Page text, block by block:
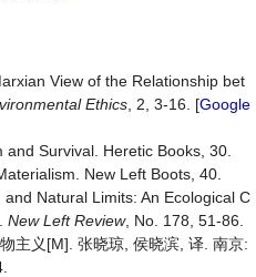
View of the Relationship bet
Ethics , 2, 3-16. [Google
Survival. Heretic Books, 30.
New Left Boots, 40.
Natural Limits: An Ecological C
New Left Review, No. 178, 51-86.
主义[M]. 张晓琼, 侯晓滨, 译. 南京: